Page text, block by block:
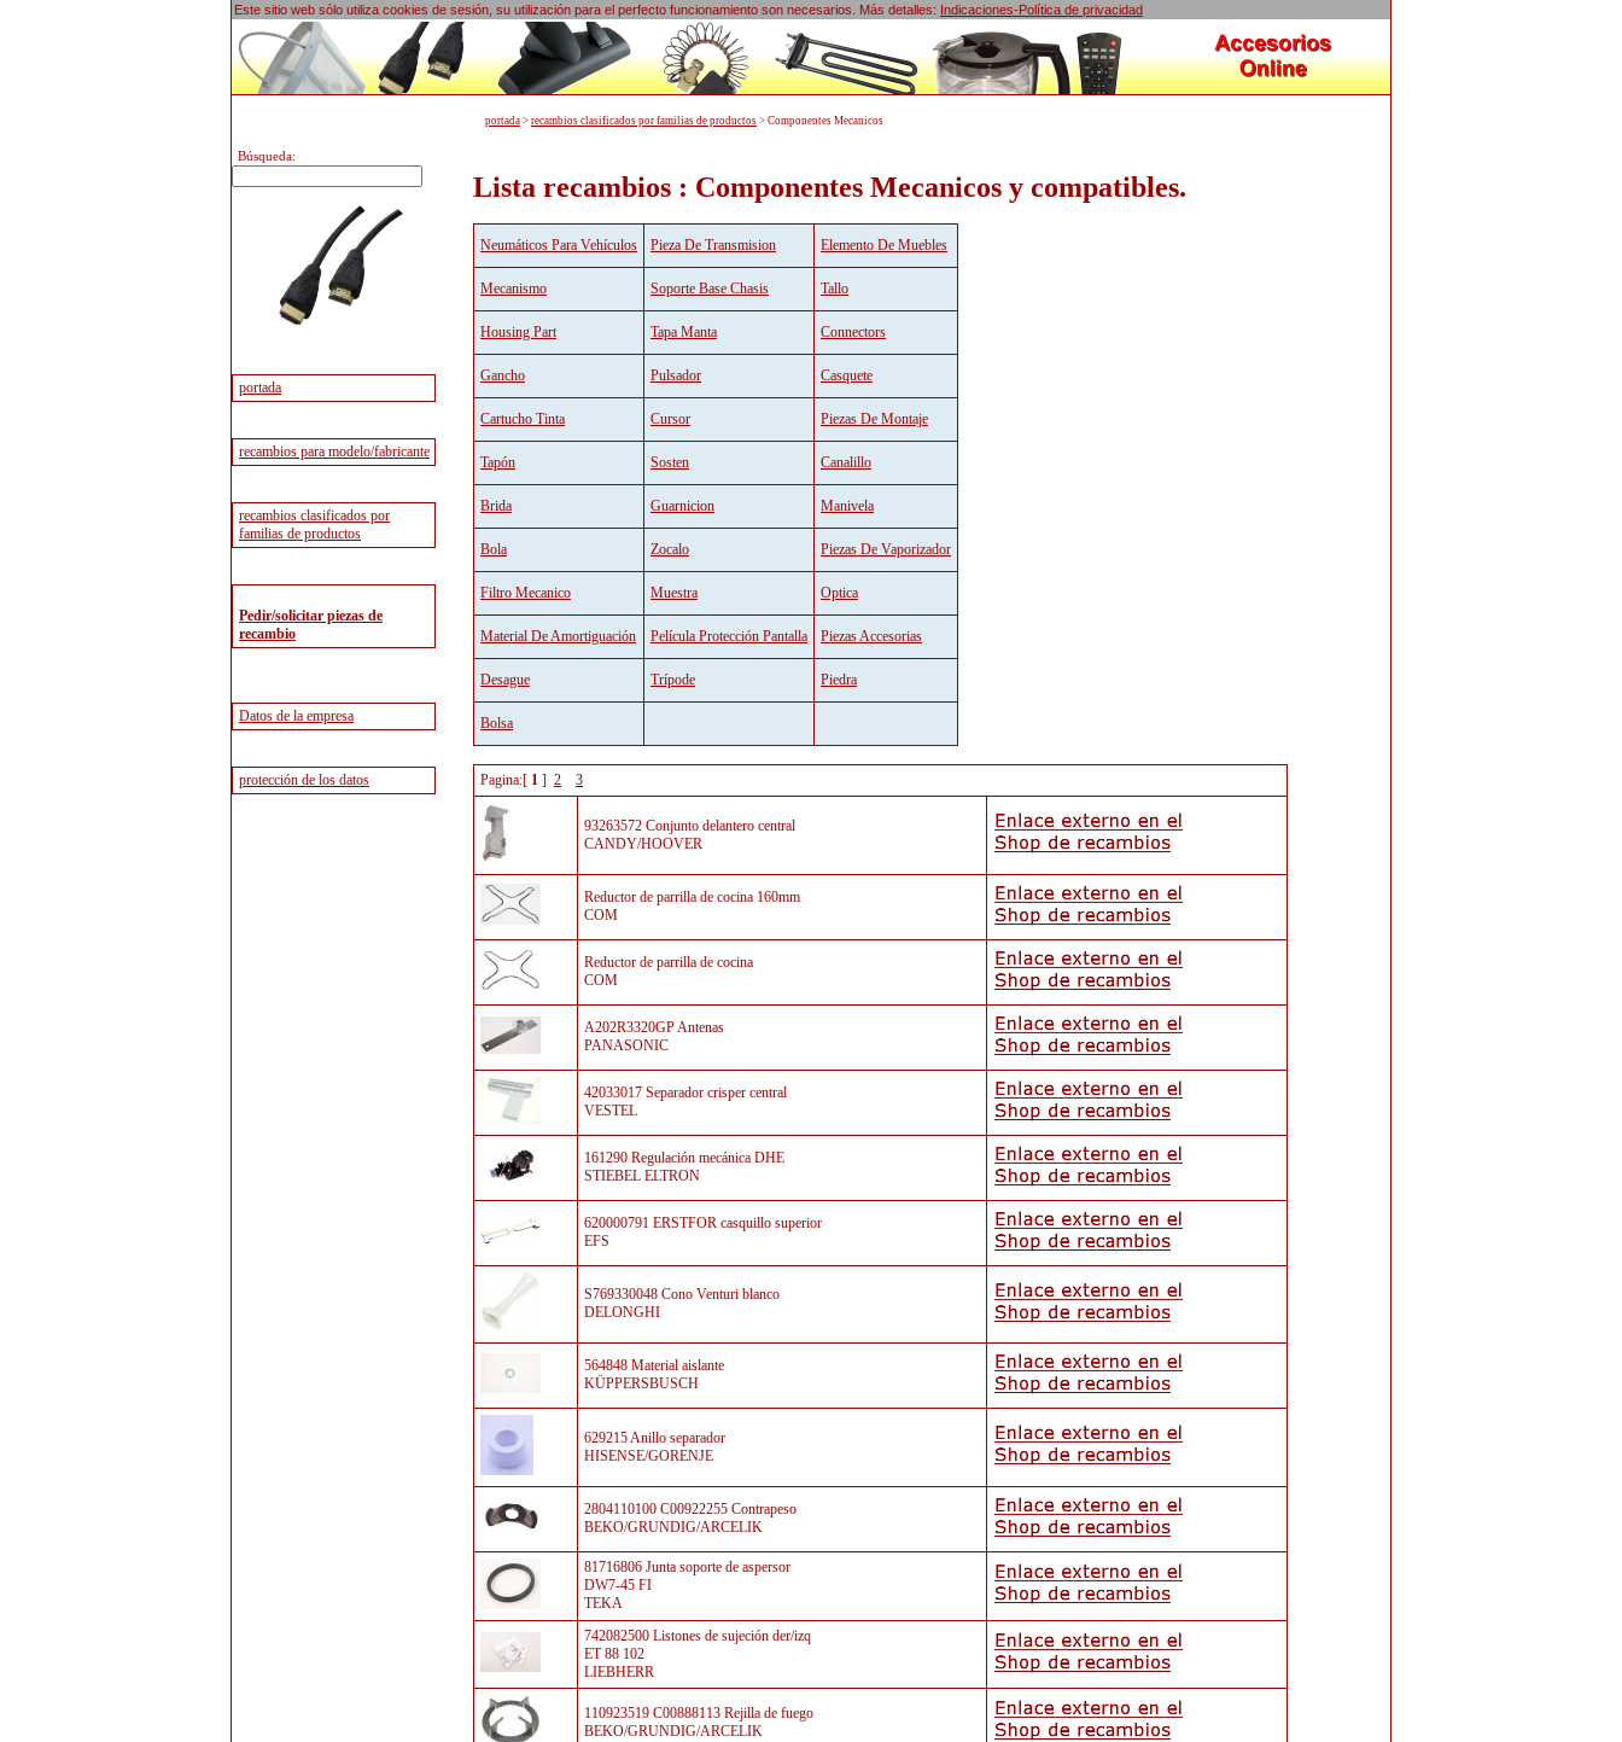
Este sitio web sólo utiliza cookies de sesión, su utilización para el perfecto funcionamiento son necesarios. Más detalles: Indicaciones-Política de privacidad
Lista recambios : Componentes Mecanicos y compatibles.
Neumáticos Para Vehículos Pieza De Transmision Elemento De Muebles
Mecanismo Soporte Base Chasis Tallo
Housing Part Tapa Manta Connectors
Gancho Pulsador Casquete
Cartucho Tinta Cursor Piezas De Montaje
Tapón Sosten Canalillo
Brida Guarnicion Manivela
Bola Zocalo Piezas De Vaporizador
Filtro Mecanico Muestra Optica
Material De Amortiguación Película Protección Pantalla Piezas Accesorias
Desague Trípode Piedra
Bolsa
Pagina:[ 1 ] 2 3
93263572 Conjunto delantero central
CANDY/HOOVER
Reductor de parrilla de cocina 160mm
COM
Reductor de parrilla de cocina
COM
A202R3320GP Antenas
PANASONIC
42033017 Separador crisper central
VESTEL
161290 Regulación mecánica DHE
STIEBEL ELTRON
620000791 ERSTFOR casquillo superior
EFS
S769330048 Cono Venturi blanco
DELONGHI
564848 Material aislante
KÜPPERSBUSCH
629215 Anillo separador
HISENSE/GORENJE
2804110100 C00922255 Contrapeso
BEKO/GRUNDIG/ARCELIK
81716806 Junta soporte de aspersor
DW7-45 FI
TEKA
742082500 Listones de sujeción der/izq
ET 88 102
LIEBHERR
110923519 C00888113 Rejilla de fuego
BEKO/GRUNDIG/ARCELIK
portada > recambios clasificados por familias de productos > Componentes Mecanicos
Búsqueda: